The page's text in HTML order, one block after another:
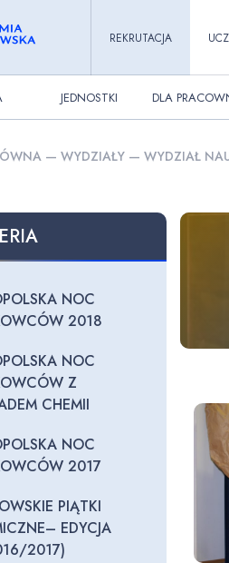
REKRUTACJA
JEDNOSTKI DLA
— WYDZIAŁY — WYDZIAŁ
NOC
2018
NOC
Z
CHEMII
NOC
2017
PIĄTKI
EDYCJA
2017)